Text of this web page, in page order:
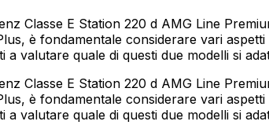
Classe E Station 220 d AMG Line
è fondamentale considerare vari
valutare quale di questi due modelli si
Classe E Station 220 d AMG Line
è fondamentale considerare vari
valutare quale di questi due modelli si